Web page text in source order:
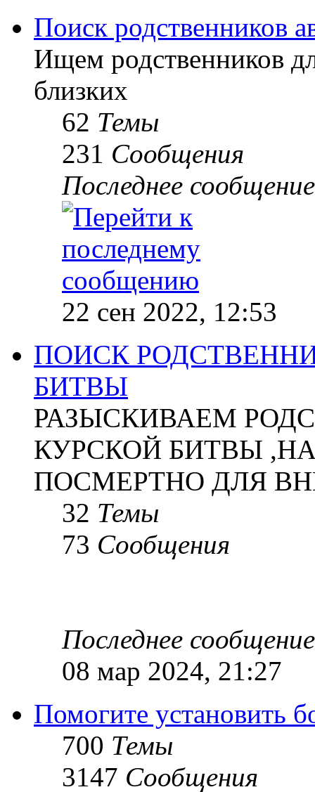
Поиск родственников
Ищем родственников
близких
62 Темы
231 Сообщения
Последнее сообщение
22 сен 2022, 12:53
ПОИСК
БИТВЫ
РАЗЫСКИВАЕМ
КУРСКОЙ БИТВЫ
ПОСМЕРТНО ДЛЯ
32 Темы
73 Сообщения
Последнее сообщение
08 мар 2024, 21:27
Помогите установить
700 Темы
3147 Сообщения